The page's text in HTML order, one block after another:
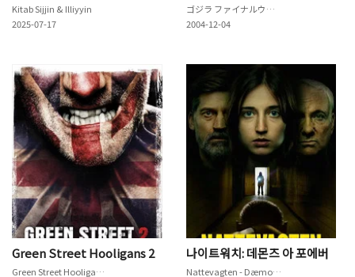
Kitab Sijjin & Illiyyin
2025-07-17
ゴジラ ファイナルウォーズ
2004-12-04
Green Street Hooligans 2
Green Street Hooligans 2
나이트워치: 데몬즈 아 포에버
Nattevagten - Dæmoner går i arv